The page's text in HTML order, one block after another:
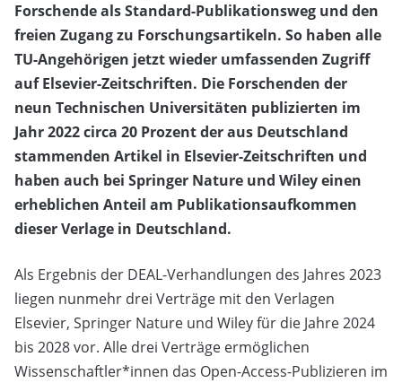
Forschende als Standard-Publikationsweg und den
freien Zugang zu Forschungsartikeln. So haben alle
TU-Angehörigen jetzt wieder umfassenden Zugriff
auf Elsevier-Zeitschriften. Die Forschenden der
neun Technischen Universitäten publizierten im
Jahr 2022 circa 20 Prozent der aus Deutschland
stammenden Artikel in Elsevier-Zeitschriften und
haben auch bei Springer Nature und Wiley einen
erheblichen Anteil am Publikationsaufkommen
dieser Verlage in Deutschland.
Als Ergebnis der DEAL-Verhandlungen des Jahres 2023
liegen nunmehr drei Verträge mit den Verlagen
Elsevier, Springer Nature und Wiley für die Jahre 2024
bis 2028 vor. Alle drei Verträge ermöglichen
Wissenschaftler*innen das Open-Access-Publizieren im